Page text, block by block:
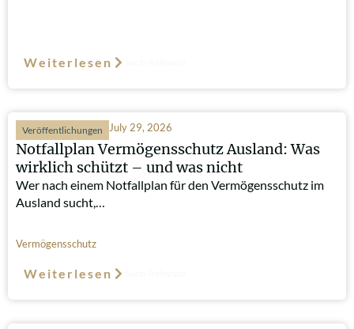
Weiterlesen
Veröffentlichungen July 29, 2026
Notfallplan Vermögensschutz Ausland: Was
wirklich schützt – und was nicht
Wer nach einem Notfallplan für den Vermögensschutz im
Ausland sucht,…
Vermögensschutz
Weiterlesen